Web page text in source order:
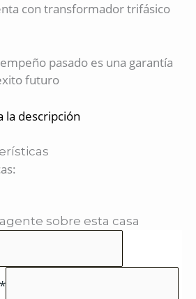
con transformador trifásico
pasado es una garantía
futuro
la descripción
:
sobre esta casa